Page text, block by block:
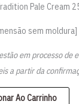
Pale Cream
sem moldura]
em processo de
a partir da
Ao Carrinho